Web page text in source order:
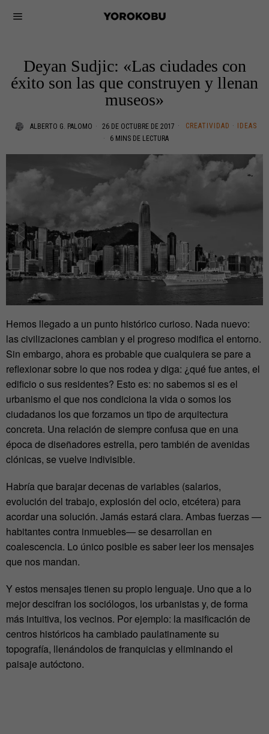
Deyan Sudjic: «Las ciudades con
éxito son las que construyen y llenan
museos»
ALBERTO G. PALOMO 26 DE OCTUBRE DE 2017 CREATIVIDAD ·
IDEAS
6 MINS DE LECTURA
Hemos llegado a un punto histórico curioso. Nada nuevo:
las civilizaciones cambian y el progreso modifica el entorno.
Sin embargo, ahora es probable que cualquiera se pare a
reflexionar sobre lo que nos rodea y diga: ¿qué fue antes, el
edificio o sus residentes? Esto es: no sabemos si es el
urbanismo el que nos condiciona la vida o somos los
ciudadanos los que forzamos un tipo de arquitectura
concreta. Una relación de siempre confusa que en una
época de diseñadores estrella, pero también de avenidas
clónicas, se vuelve indivisible.
Habría que barajar decenas de variables (salarios,
evolución del trabajo, explosión del ocio, etcétera) para
acordar una solución. Jamás estará clara. Ambas fuerzas —
habitantes contra inmuebles— se desarrollan en
coalescencia. Lo único posible es saber leer los mensajes
que nos mandan.
Y estos mensajes tienen su propio lenguaje. Uno que a lo
mejor descifran los sociólogos, los urbanistas y, de forma
más intuitiva, los vecinos. Por ejemplo: la masificación de
centros históricos ha cambiado paulatinamente su
topografía, llenándolos de franquicias y eliminando el
paisaje autóctono.